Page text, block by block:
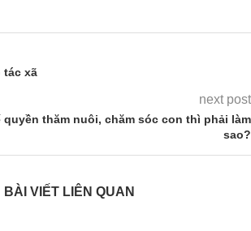
tác xã
next post
quyền thăm nuôi, chăm sóc con thì phải làm
sao?
BÀI VIẾT LIÊN QUAN